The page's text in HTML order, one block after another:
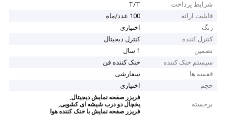
شرایط پرداخت
T/T
قابلیت ارائه
100 عدد/ماه
رنگ
اختیاری
کنترل کننده
کنترل دیجیتال
تضمین
1 سال
سیستم خنک کننده
خنک کننده فن
قفسه ها
سفارشی
حجم
اختیاری
برجسته:
فریزر صفحه نمایش دیجیتال,
یخچال دو درب شیشه ای کشویی,
فریزر صفحه نمایش با خنک کننده هوا